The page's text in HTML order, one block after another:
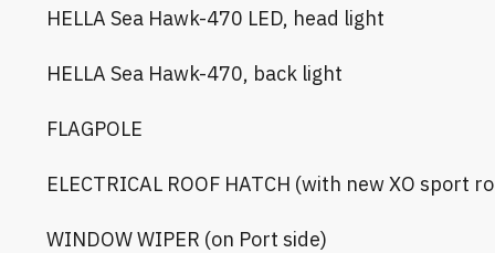
HELLA Sea Hawk-470 LED, head light
HELLA Sea Hawk-470, back light
FLAGPOLE
ELECTRICAL ROOF HATCH (with new XO sport
WINDOW WIPER (on Port side)